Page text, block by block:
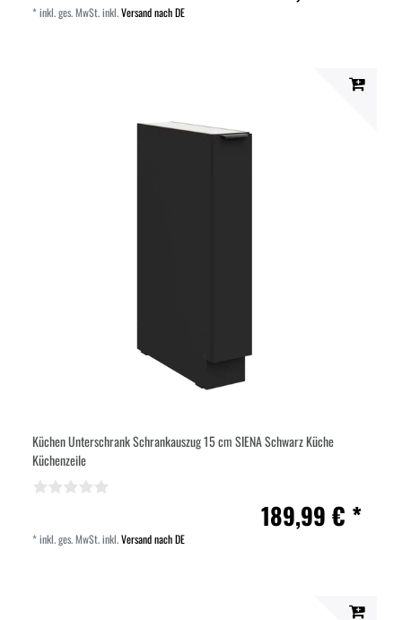
*inkl. ges. MwSt.inkl.Versand nach DE
Küchen Unterschrank Schrankauszug 15 cm SIENA Schwarz Küche
Küchenzeile
189,99 € *
*inkl. ges. MwSt.inkl.Versand nach DE